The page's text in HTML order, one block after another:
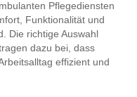
Pflegediensten
Funktionalität und
Die richtige Auswahl
dazu bei, dass
effizient und